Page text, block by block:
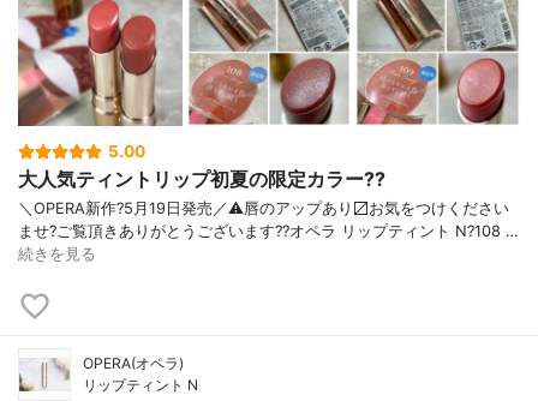
5.00
大人気ティントリップ初夏の限定カラー??
＼OPERA新作?5月19日発売／ ⚠️唇のアップあり〼 お気をつけください
ませ? ご覧頂きありがとうございます? ?オペラ リップティント N ?108 …
続きを見る
OPERA(オペラ)
リップティント N